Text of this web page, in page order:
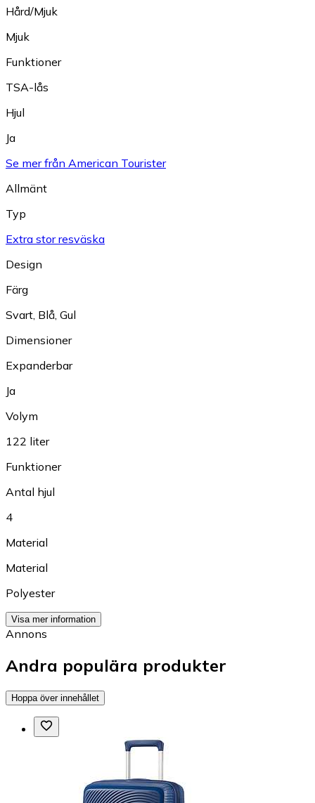
Hård/Mjuk
Mjuk
Funktioner
TSA-lås
Hjul
Ja
Se mer från American Tourister
Allmänt
Typ
Extra stor resväska
Design
Färg
Svart Blå Gul
Dimensioner
Expanderbar
Ja
Volym
122 liter
Funktioner
Antal hjul
4
Material
Material
Polyester
Visa mer information
Annons
Andra populära produkter
Hoppa över innehållet